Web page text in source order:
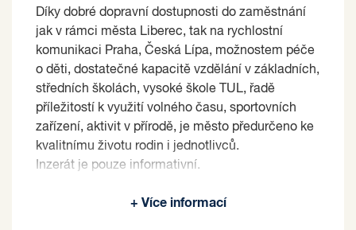
Díky dobré dopravní dostupnosti do zaměstnání
jak v rámci města Liberec, tak na rychlostní
komunikaci Praha, Česká Lípa, možnostem péče
o děti, dostatečné kapacitě vzdělání v základních,
středních školách, vysoké škole TUL, řadě
příležitostí k využití volného času, sportovních
zařízení, aktivit v přírodě, je město předurčeno ke
kvalitnímu životu rodin i jednotlivců.
Inzerát je pouze informativní.
na základě jím zvolených kritérií.
+ Více informací